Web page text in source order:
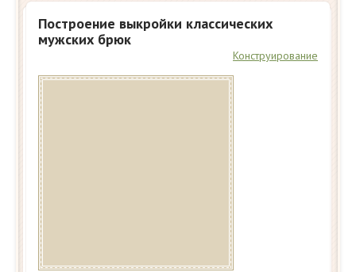
Построение выкройки классических
мужских брюк
Конструирование